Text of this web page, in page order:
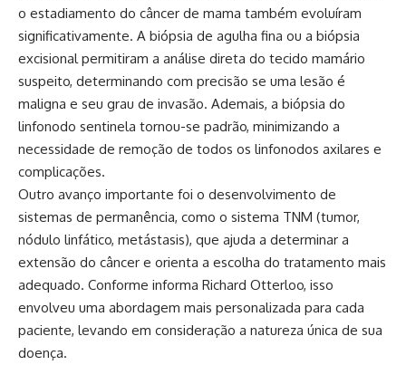
o estadiamento do câncer de mama também evoluíram
significativamente. A biópsia de agulha fina ou a biópsia
excisional permitiram a análise direta do tecido mamário
suspeito, determinando com precisão se uma lesão é
maligna e seu grau de invasão. Ademais, a biópsia do
linfonodo sentinela tornou-se padrão, minimizando a
necessidade de remoção de todos os linfonodos axilares e
complicações.
Outro avanço importante foi o desenvolvimento de
sistemas de permanência, como o sistema TNM (tumor,
nódulo linfático, metástasis), que ajuda a determinar a
extensão do câncer e orienta a escolha do tratamento mais
adequado. Conforme informa Richard Otterloo, isso
envolveu uma abordagem mais personalizada para cada
paciente, levando em consideração a natureza única de sua
doença.